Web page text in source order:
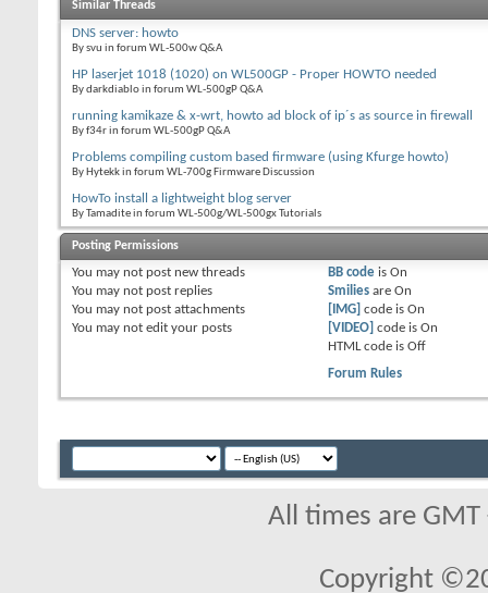
Similar Threads
DNS server: howto
By svu in forum WL-500w Q&A
HP laserjet 1018 (1020) on WL500GP - Proper HOWTO needed
By darkdiablo in forum WL-500gP Q&A
running kamikaze & x-wrt, howto ad block of ip´s as source in firewall
By f34r in forum WL-500gP Q&A
Problems compiling custom based firmware (using Kfurge howto)
By Hytekk in forum WL-700g Firmware Discussion
HowTo install a lightweight blog server
By Tamadite in forum WL-500g/WL-500gx Tutorials
Posting Permissions
You may not post new threads
You may not post replies
You may not post attachments
You may not edit your posts
BB codeis On
Smiliesare On
[IMG] code is On
[VIDEO] code is On
HTML code is Off
Forum Rules
All times are
Copyright